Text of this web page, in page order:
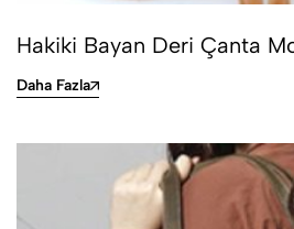
Hakiki Bayan Deri Çanta
Daha Fazla